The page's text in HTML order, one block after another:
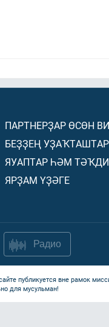
ПАРТНЕРҘАР ӨСӨН
БЕҘҘЕҢ УҘАҠТАШТАР
ЯУАПТАР ҺӘМ
ЯРҘАМ ҮҘӘГЕ
Радио
публикуется вне рамок
для мусульман!